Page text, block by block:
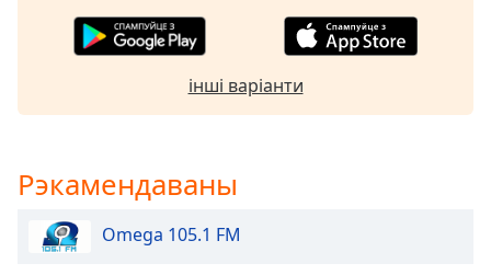
Background
інші варіанти
Рэкамендаваны
Omega 105.1 FM